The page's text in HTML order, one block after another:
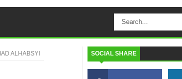
ALHABSYI
SOCIAL SHARE